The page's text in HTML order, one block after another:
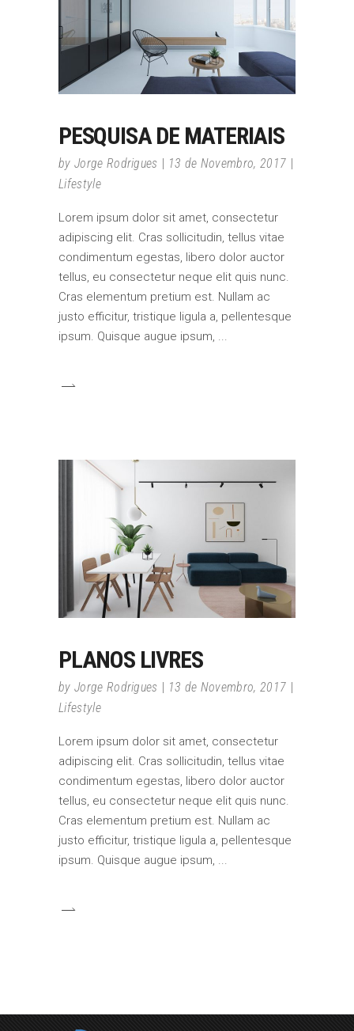
PESQUISA DE MATERIAIS
by Jorge Rodrigues
13 de Novembro, 2017
Lifestyle
Lorem ipsum dolor sit amet, consectetur
adipiscing elit. Cras sollicitudin, tellus vitae
condimentum egestas, libero dolor auctor
tellus, eu consectetur neque elit quis nunc.
Cras elementum pretium est. Nullam ac
justo efficitur, tristique ligula a, pellentesque
ipsum. Quisque augue ipsum,
PLANOS LIVRES
by Jorge Rodrigues
13 de Novembro, 2017
Lifestyle
Lorem ipsum dolor sit amet, consectetur
adipiscing elit. Cras sollicitudin, tellus vitae
condimentum egestas, libero dolor auctor
tellus, eu consectetur neque elit quis nunc.
Cras elementum pretium est. Nullam ac
justo efficitur, tristique ligula a, pellentesque
ipsum. Quisque augue ipsum,